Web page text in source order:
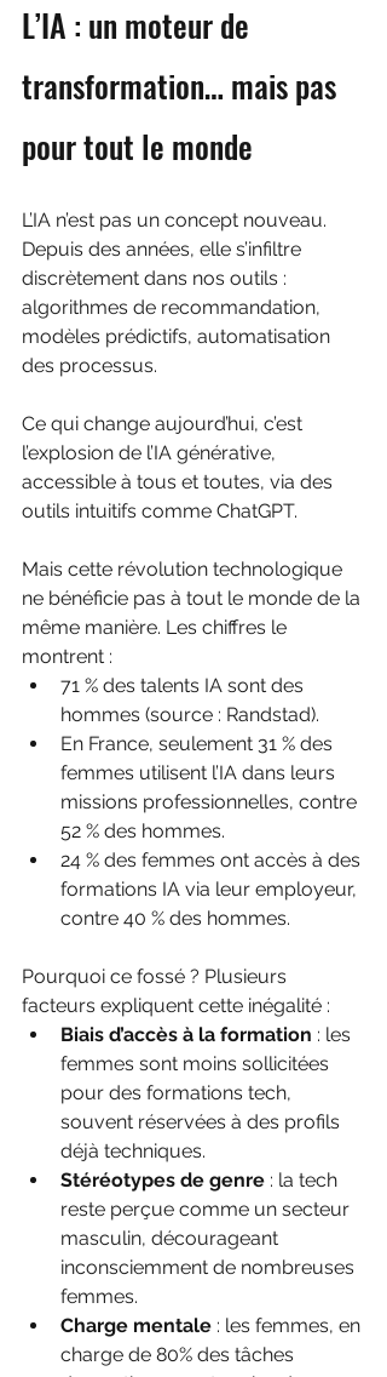
L’IA : un moteur de
transformation… mais pas
pour tout le monde
L’IA n’est pas un concept nouveau.
Depuis des années, elle s’infiltre
discrètement dans nos outils :
algorithmes de recommandation,
modèles prédictifs, automatisation
des processus.
Ce qui change aujourd’hui, c’est
l’explosion de l’IA générative,
accessible à tous et toutes, via des
outils intuitifs comme ChatGPT.
Mais cette révolution technologique
ne bénéficie pas à tout le monde de la
même manière. Les chiffres le
montrent :
71 % des talents IA sont des
hommes (source : Randstad).
En France, seulement 31 % des
femmes utilisent l’IA dans leurs
missions professionnelles, contre
52 % des hommes.
24 % des femmes ont accès à des
formations IA via leur employeur,
contre 40 % des hommes.
Pourquoi ce fossé ? Plusieurs
facteurs expliquent cette inégalité :
Biais d’accès à la formation : les
femmes sont moins sollicitées
pour des formations tech,
souvent réservées à des profils
déjà techniques.
Stéréotypes de genre : la tech
reste perçue comme un secteur
masculin, décourageant
inconsciemment de nombreuses
femmes.
Charge mentale : les femmes, en
charge de 80% des tâches